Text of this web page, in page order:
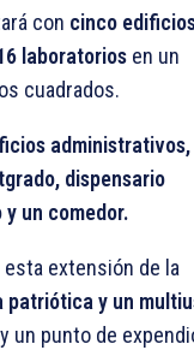
con cinco
laboratorios en un
cuadrados.
administrativos,
dispensario
un comedor.
extensión de la
patriótica y un
un punto de